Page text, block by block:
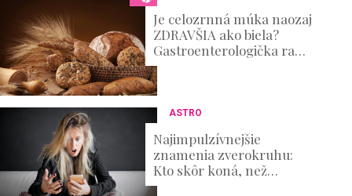
Je celozrnná múka naozaj
ZDRAVŠIA ako biela?
Gastroenterologička radí,
ako z pečiva vyťažiť
maximum
ASTRO
Najimpulzívnejšie
znamenia zverokruhu:
Kto skôr koná, než
premýšľa nad